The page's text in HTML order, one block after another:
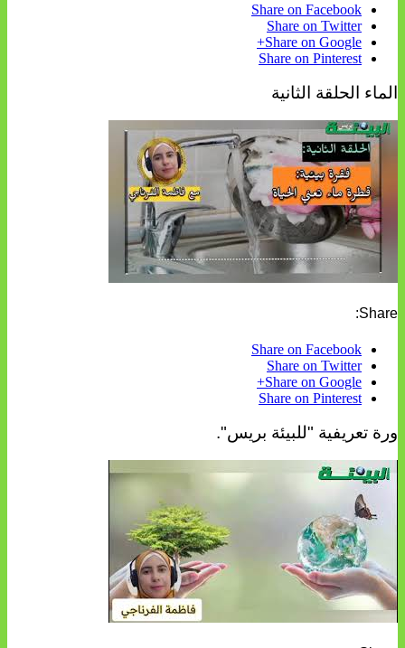
Share on Facebook
Share on Twitter
Share on Google+
Share on Pinterest
الماء الحلقة الثانية
Share:
Share on Facebook
Share on Twitter
Share on Google+
Share on Pinterest
ورة تعريفية "للبيئة بريس".